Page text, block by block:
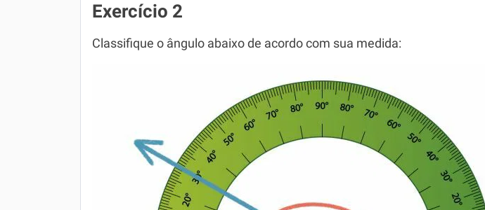
Exercício 2
Classifique o ângulo abaixo de acordo com sua medida: